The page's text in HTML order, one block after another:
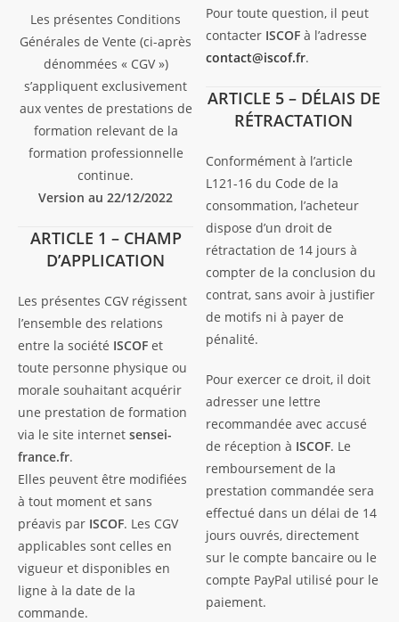
Les présentes Conditions
Générales de Vente (ci-après
dénommées « CGV »)
s’appliquent exclusivement
aux ventes de prestations de
formation relevant de la
formation professionnelle
continue.
Version au 22/12/2022
ARTICLE 1 – CHAMP
D’APPLICATION
Les présentes CGV régissent
l’ensemble des relations
entre la société ISCOF et
toute personne physique ou
morale souhaitant acquérir
une prestation de formation
via le site internet sensei-
france.fr.
Elles peuvent être modifiées
à tout moment et sans
préavis par ISCOF. Les CGV
applicables sont celles en
vigueur et disponibles en
ligne à la date de la
commande.
Pour toute question, il peut
contacter ISCOF à l’adresse
contact@iscof.fr.
ARTICLE 5 – DÉLAIS DE
RÉTRACTATION
Conformément à l’article
L121-16 du Code de la
consommation, l’acheteur
dispose d’un droit de
rétractation de 14 jours à
compter de la conclusion du
contrat, sans avoir à justifier
de motifs ni à payer de
pénalité.
Pour exercer ce droit, il doit
adresser une lettre
recommandée avec accusé
de réception à ISCOF. Le
remboursement de la
prestation commandée sera
effectué dans un délai de 14
jours ouvrés, directement
sur le compte bancaire ou le
compte PayPal utilisé pour le
paiement.